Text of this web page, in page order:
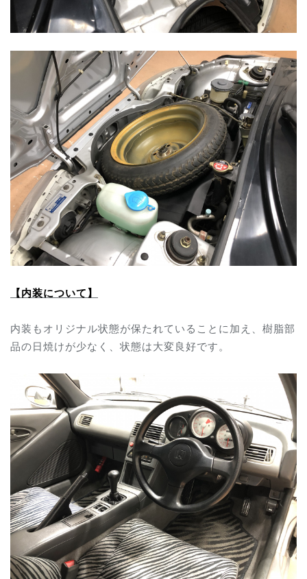
【内装について】
内装もオリジナル状態が保たれていることに加え、樹脂部
品の日焼けが少なく、状態は大変良好です。